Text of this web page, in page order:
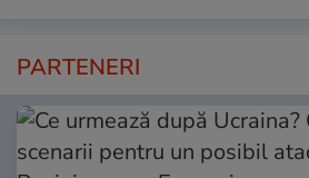
PARTENERI